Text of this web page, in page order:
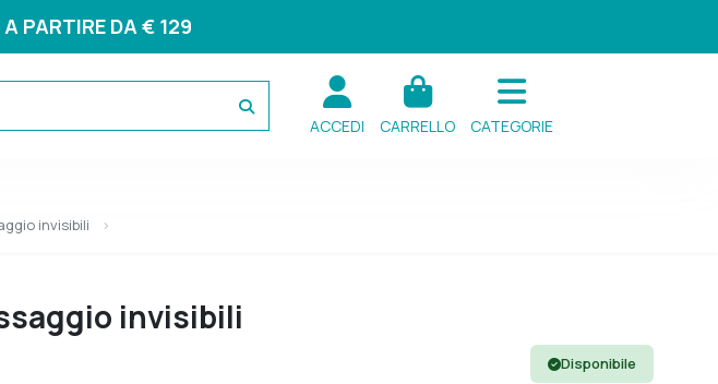
PARTIRE DA € 129
ACCEDI CARRELLO CATEGORIE
invisibili
invisibili
Disponibile